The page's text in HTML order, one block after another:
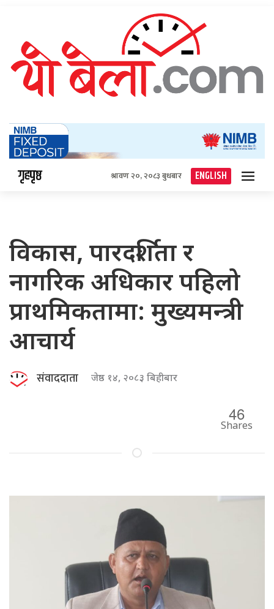
गृहपृष्ठ श्रावण २०, २०८३ बुधबार ENGLISH
विकास, पारदर्शिता र
नागरिक अधिकार पहिलो
प्राथमिकतामा: मुख्यमन्त्री
आचार्य
संवाददाता जेष्ठ १४, २०८३ बिहीबार
46
Shares